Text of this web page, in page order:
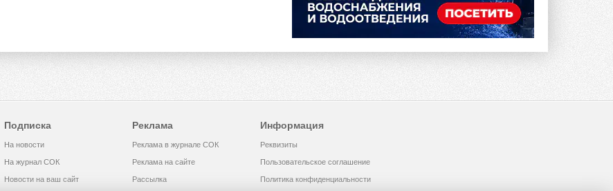
Подписка
На новости
На журнал СОК
Новости на ваш сайт
Реклама
Реклама в журнале СОК
Реклама на сайте
Рассылка
Информация
Реквизиты
Пользовательское соглашение
Политика конфиденциальности